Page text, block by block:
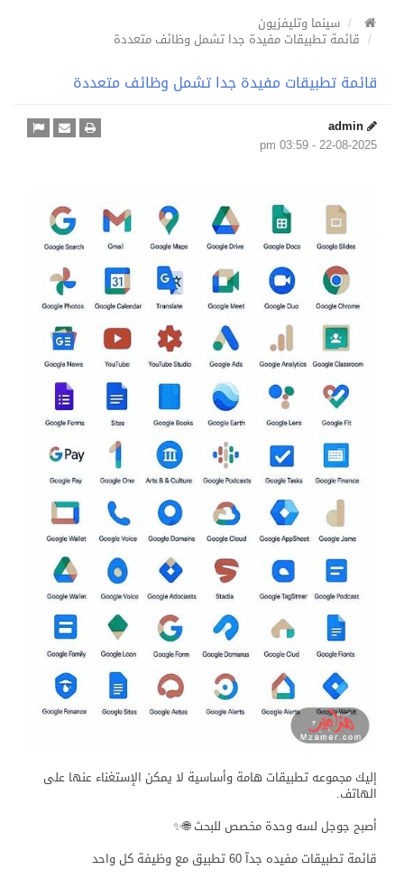
سينما وتليفزيون
قائمة تطبيقات مفيدة جدا تشمل وظائف متعددة
قائمة تطبيقات مفيدة جدا تشمل وظائف متعددة
admin
22-08-2025 - 03:59 pm
إليك مجموعه تطبيقات هامة وأساسية لا يمكن الإستغناء عنها على
الهاتف.
أصبح جوجل لسه وحدة مخصص للبحث 🌐✨
قائمة تطبيقات مفيده جدآ 60 تطبيق مع وظيفة كل واحد